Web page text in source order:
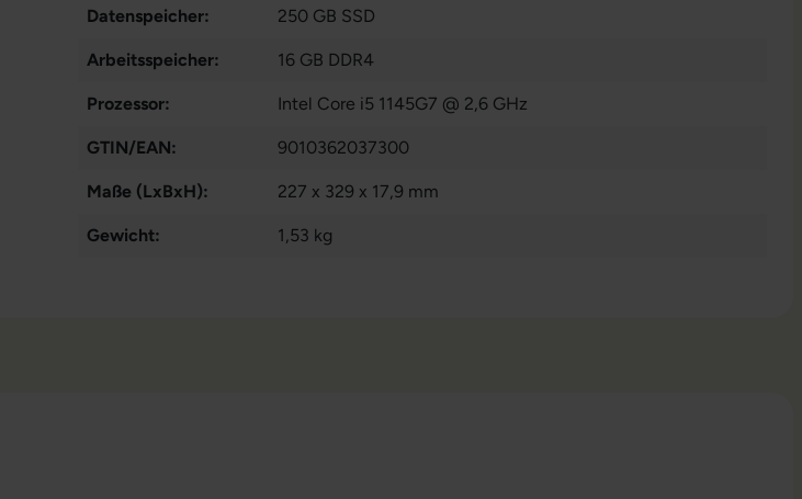
Datenspeicher: 250 GB SSD
Arbeitsspeicher: 16 GB DDR4
Prozessor: Intel Core i5 1145G7 @ 2,6 GHz
GTIN/EAN: 9010362037300
Maße (LxBxH): 227 x 329 x 17,9 mm
Gewicht: 1,53 kg